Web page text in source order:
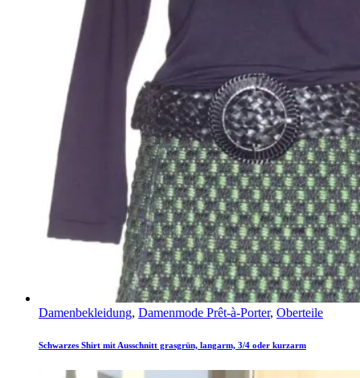
Damenbekleidung, Damenmode Prêt-à-Porter, Oberteile
Schwarzes Shirt mit Ausschnitt grasgrün, langarm, 3/4 oder kurzarm